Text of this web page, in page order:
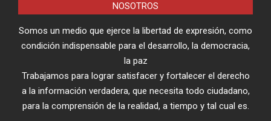
NOSOTROS
Somos un medio que ejerce la libertad de expresión, como
condición indispensable para el desarrollo, la democracia,
la paz
Trabajamos para lograr satisfacer y fortalecer el derecho
a la información verdadera, que necesita todo ciudadano,
para la comprensión de la realidad, a tiempo y tal cual es.